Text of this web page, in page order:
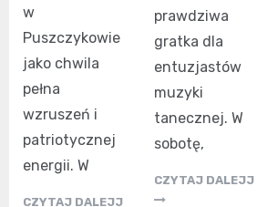
w
Puszczykowie
jako chwila
pełna
wzruszeń i
patriotycznej
energii. W
CZYTAJ DALEJJ
prawdziwa
gratka dla
entuzjastów
muzyki
tanecznej. W
sobotę,
CZYTAJ DALEJJ